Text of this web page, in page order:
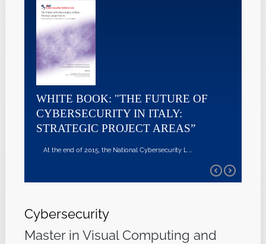
WHITE BOOK: "THE FUTURE OF
CYBERSECURITY IN ITALY:
STRATEGIC PROJECT AREAS”
At the end of 2015, the National Cybersecurity L ...
Cybersecurity
Master in Visual Computing and